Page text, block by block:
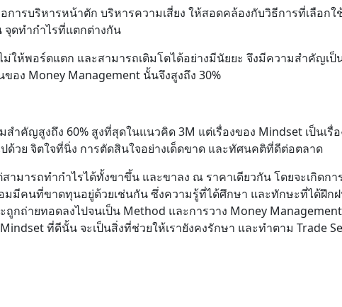
การบริหารหน้าตัก บริหารความเสี่ยง ให้สอดคล้องกับวิธีการที่เลือกใ
ดทำกำไรที่แตกต่างกัน
ให้พอร์ตแตก และสามารถเติมโตได้อย่างมีนัยยะ จึงมีความสำคัญเป็
ง Money Management นั้นจึงสูงถึง 30%
ำคัญสูงถึง 60% สูงที่สุดในแนวคิด 3M แต่เรื่องของ Mindset เป็นเรื่
วย จิตใจที่นิ่ง การตัดสินใจอย่างเด็ดขาด และทัศนคติที่ดีต่อตลาด
ามารถทำกำไรได้ทั้งขาขึ้น และขาลง ณ ราคาเดียวกัน โดยจะเกิดกา
มมีคนที่ขาดทุนอยู่ด้วยเช่นกัน ซึ่งความรู้ที่ได้ศึกษา และทักษะที่ได้ฝึก
กถ่ายทอดลงไปจนเป็น Method และการวาง Money
ที่ดีนั้น จะเป็นสิ่งที่ช่วยให้เรายังคงรักษา และทำตาม Trade